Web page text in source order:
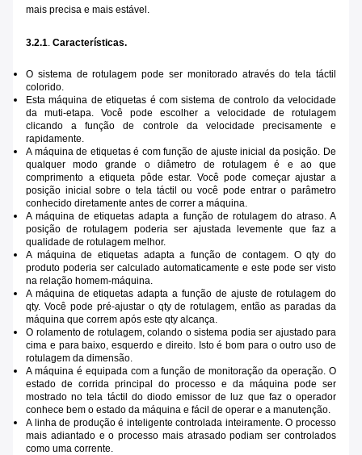
mais precisa e mais estável.
3.2.1 Características.
O sistema de rotulagem pode ser monitorado através do tela táctil
colorido.
Esta máquina de etiquetas é com sistema de controlo da velocidade
da muti-etapa. Você pode escolher a velocidade de rotulagem
clicando a função de controle da velocidade precisamente e
rapidamente.
A máquina de etiquetas é com função de ajuste inicial da posição. De
qualquer modo grande o diâmetro de rotulagem é e ao que
comprimento a etiqueta pôde estar. Você pode começar ajustar a
posição inicial sobre o tela táctil ou você pode entrar o parâmetro
conhecido diretamente antes de correr a máquina.
A máquina de etiquetas adapta a função de rotulagem do atraso. A
posição de rotulagem poderia ser ajustada levemente que faz a
qualidade de rotulagem melhor.
A máquina de etiquetas adapta a função de contagem. O qty do
produto poderia ser calculado automaticamente e este pode ser visto
na relação homem-máquina.
A máquina de etiquetas adapta a função de ajuste de rotulagem do
qty. Você pode pré-ajustar o qty de rotulagem, então as paradas da
máquina que correm após este qty alcança.
O rolamento de rotulagem, colando o sistema podia ser ajustado para
cima e para baixo, esquerdo e direito. Isto é bom para o outro uso de
rotulagem da dimensão.
A máquina é equipada com a função de monitoração da operação. O
estado de corrida principal do processo e da máquina pode ser
mostrado no tela táctil do diodo emissor de luz que faz o operador
conhece bem o estado da máquina e fácil de operar e a manutenção.
A linha de produção é inteligente controlada inteiramente. O processo
mais adiantado e o processo mais atrasado podiam ser controlados
como uma corrente.